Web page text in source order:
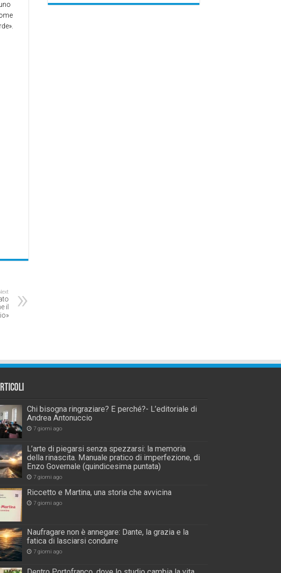
il
Chi bisogna ringraziare? E perché?- L’editoriale di
Andrea Antonuccio
7 giorni ago
L’arte di piegarsi senza spezzarsi: la memoria
della rinascita. Manuale pratico di imperfezione, di
Enzo Governale (quindicesima puntata)
7 giorni ago
Riccetto e Martina, una storia che avvicina
7 giorni ago
Naufragare non è annegare: Dante, la grazia e la
fatica di lasciarsi condurre
7 giorni ago